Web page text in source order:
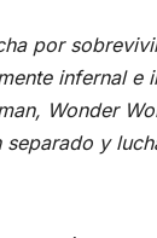
por
infernal e
Wonder
separado y